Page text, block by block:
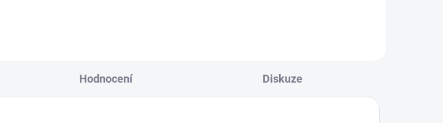
Hodnocení Diskuze